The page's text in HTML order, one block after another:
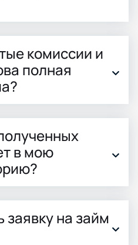
комиссии и
полная
в мою
на займ